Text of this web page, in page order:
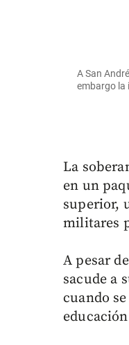
A San
embargo la
La
en un
superior,
militares
A pesar
sacude a
cuando